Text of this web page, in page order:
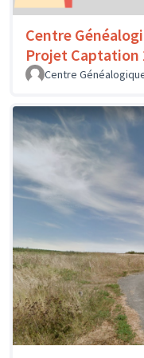
Centre
Projet Captation
Centre